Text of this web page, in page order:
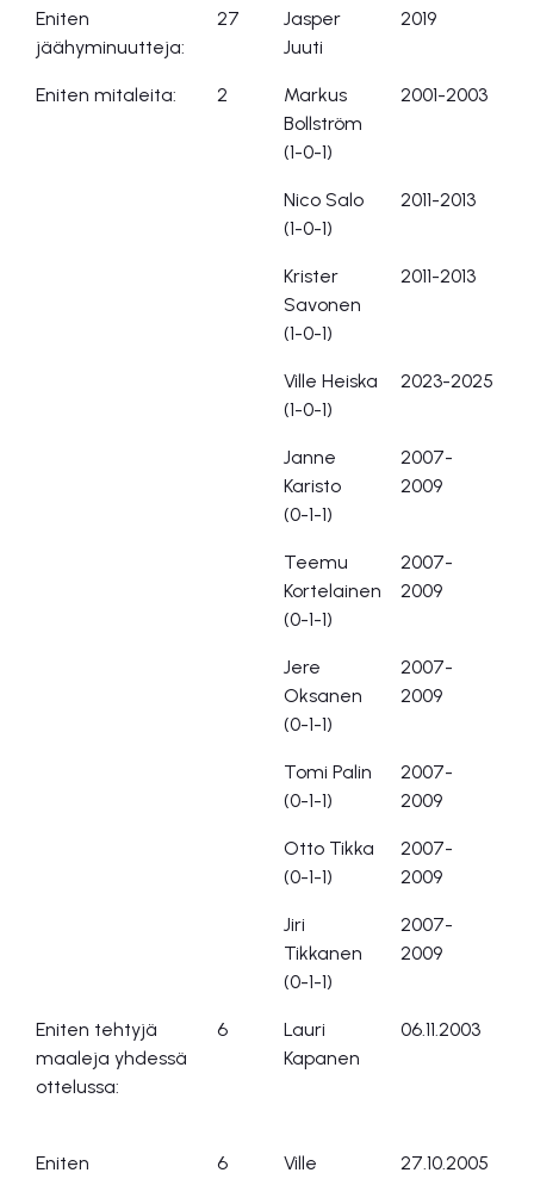
Eniten
jäähyminuutteja:
27
Jasper
Juuti
2019
Eniten mitaleita: 2
Markus
Bollström
(1-0-1)
2001-2003
Nico Salo
(1-0-1)
2011-2013
Krister
Savonen
(1-0-1)
2011-2013
Ville Heiska
(1-0-1)
2023-2025
Janne
Karisto
(0-1-1)
2007-
2009
Teemu
Kortelainen
(0-1-1)
2007-
2009
Jere
Oksanen
(0-1-1)
2007-
2009
Tomi Palin
(0-1-1)
2007-
2009
Otto Tikka
(0-1-1)
2007-
2009
Jiri
Tikkanen
(0-1-1)
2007-
2009
Eniten tehtyjä
maaleja yhdessä
ottelussa:
6
Lauri
Kapanen
06.11.2003
Eniten
6
Ville
27.10.2005